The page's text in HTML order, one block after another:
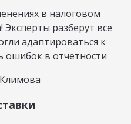
в налоговом
Эксперты разберут все
адаптироваться к
в отчетности